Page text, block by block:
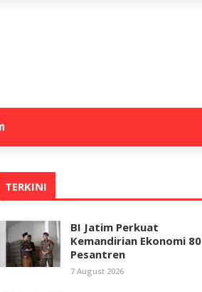
TERKINI
BI Jatim Perkuat
Kemandirian Ekonomi 80
Pesantren
7 August 2026